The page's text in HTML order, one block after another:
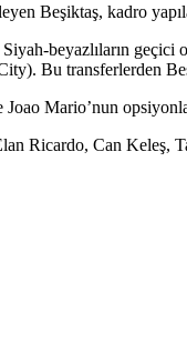
Beşiktaş, kadro
beyazlıların
Bu transferlerden
Mario’nun
Ricardo, Can